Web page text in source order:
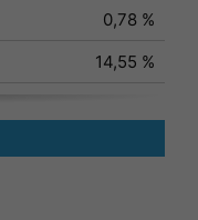
0,78 %
14,55 %